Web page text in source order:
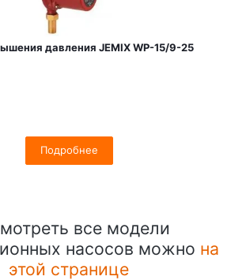
давления JEMIX WP-15/9-25
Подробнее
все модели
насосов можно на
этой странице